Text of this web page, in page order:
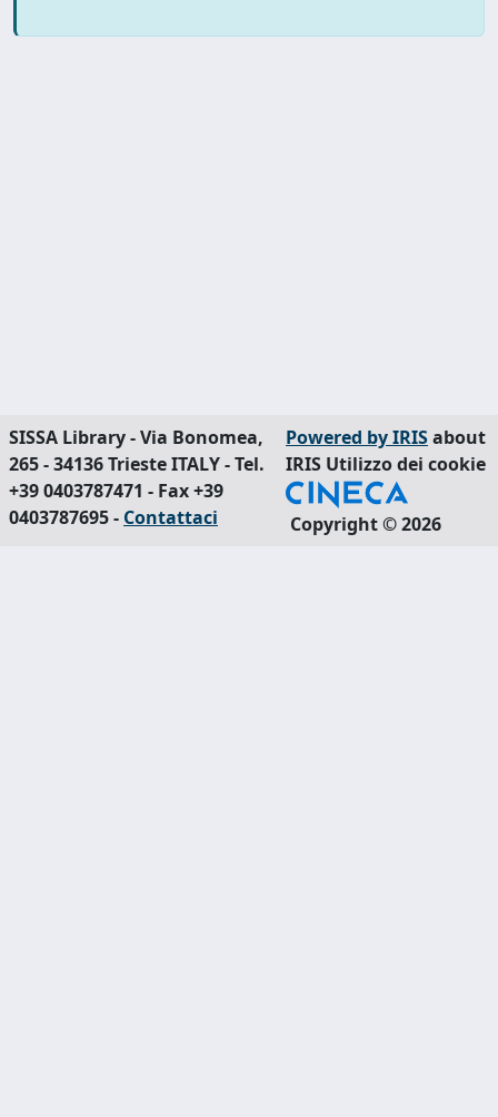
SISSA Library - Via Bonomea,
265 - 34136 Trieste ITALY - Tel.
+39 0403787471 - Fax +39
0403787695 - Contattaci
Powered by IRISabout
IRIS Utilizzo dei cookie
Copyright © 2026